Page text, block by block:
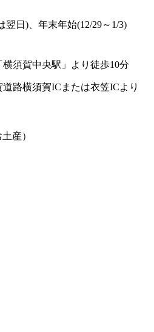
翌日)、年末年始(12/29～1/3)
横須賀中央駅」より徒歩10分
道路横須賀ICまたは衣笠ICより
産）